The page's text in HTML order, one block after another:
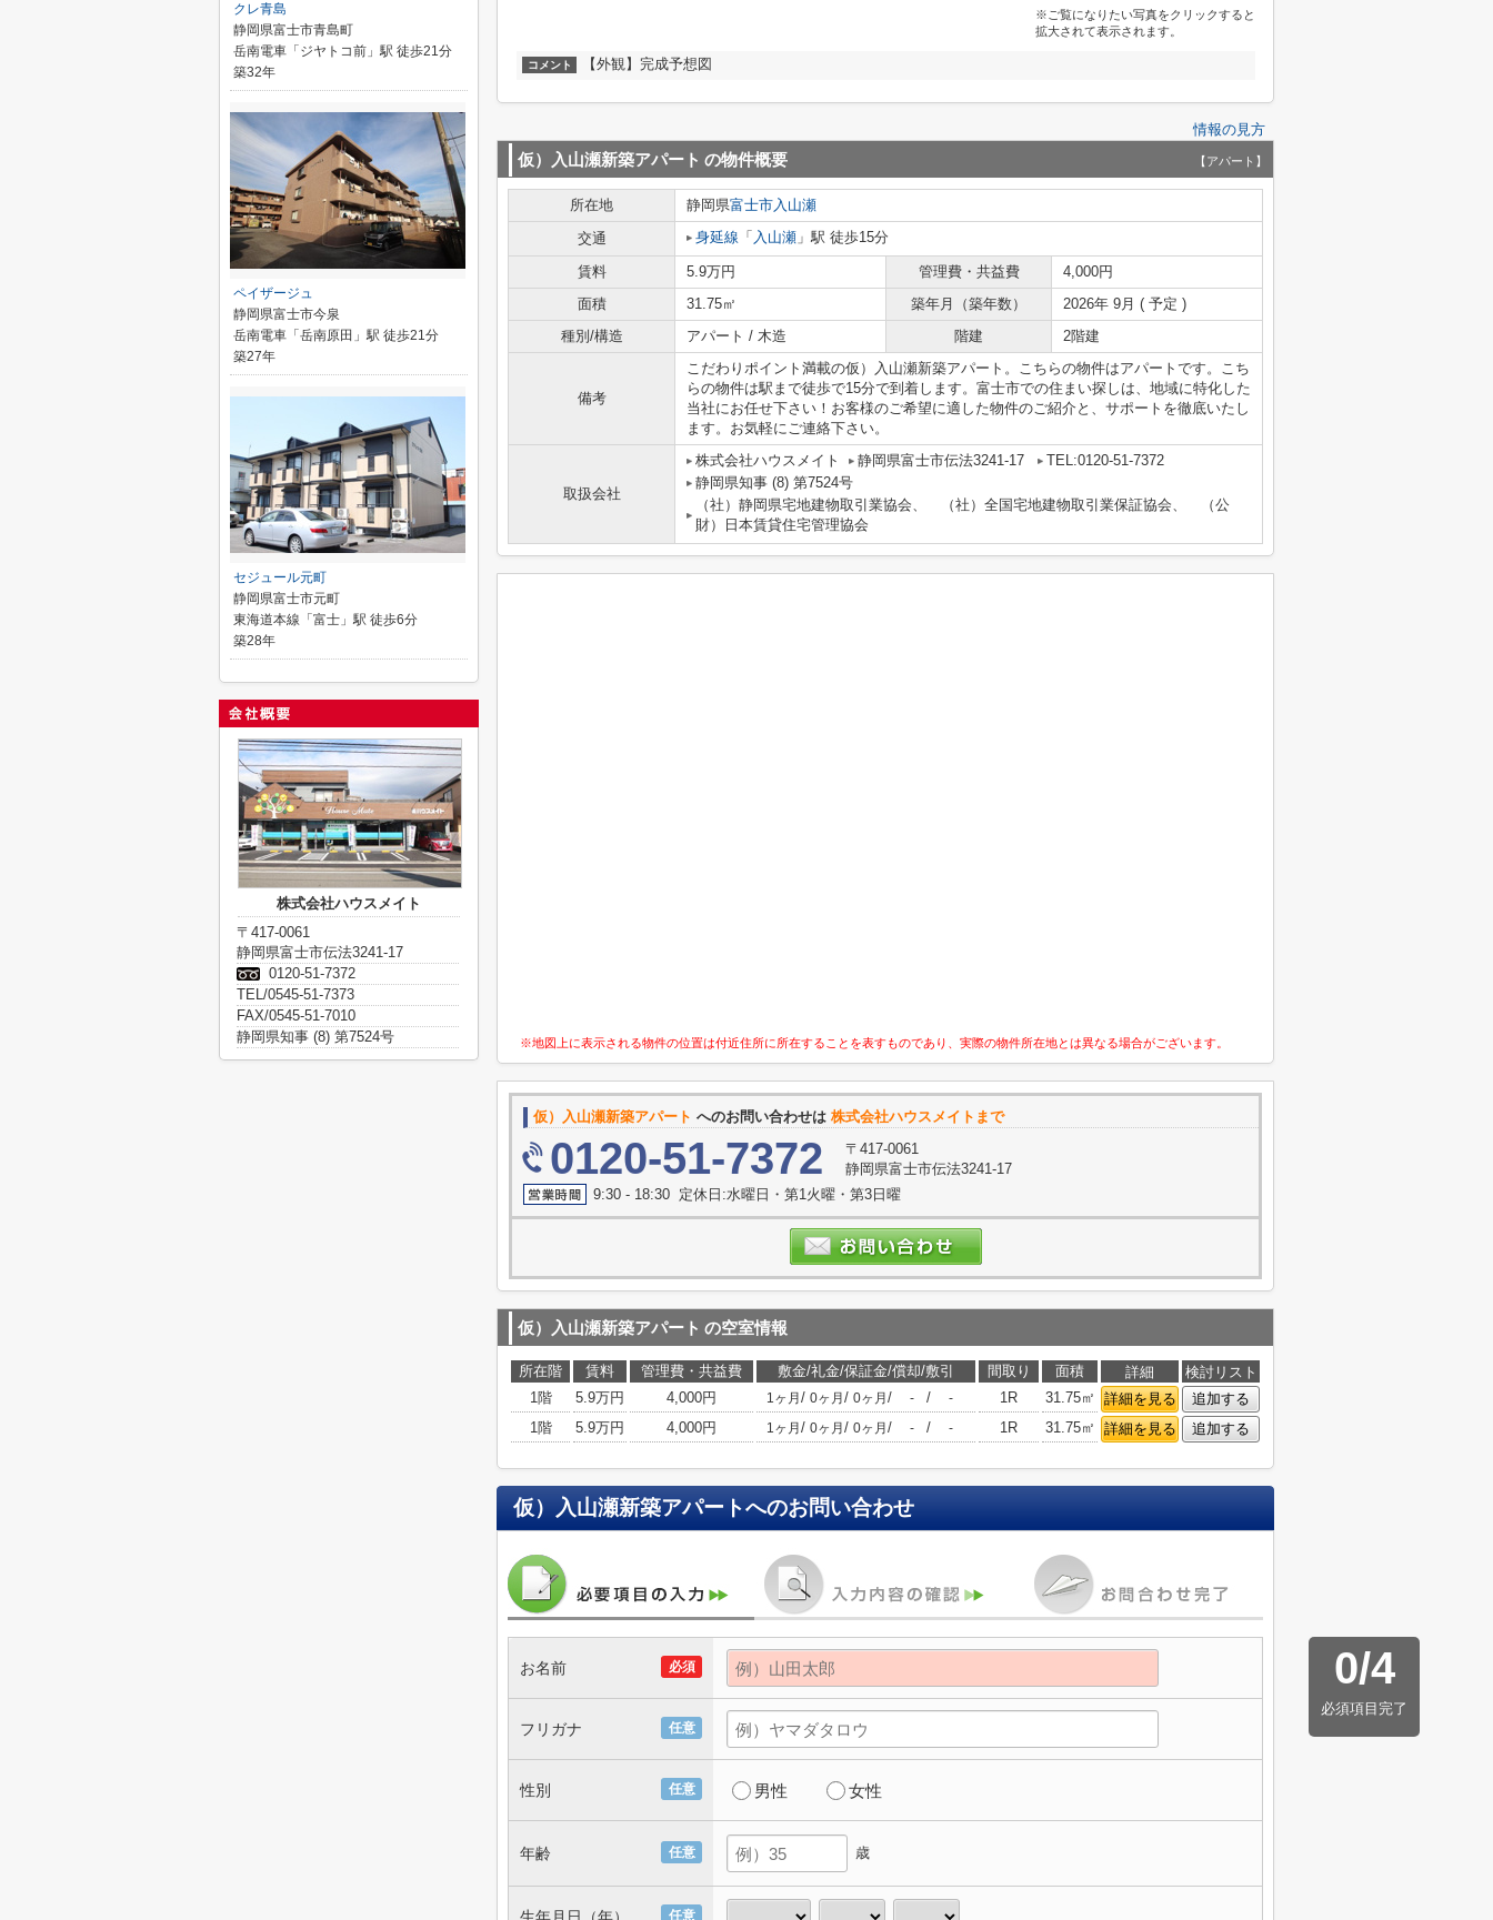
※ご覧になりたい写真をクリックすると
拡大されて表示されます。
コメント 【外観】完成予想図
情報の見方
仮）入山瀬新築アパート の物件概要 【アパート】
所在地 静岡県富士市入山瀬
交通
身延線 「 入山瀬 」駅 徒歩15分
賃料 5.9万円 管理費・共益費
4,000円
面積
31.75㎡ 築年月（築年数）
2026年 9月 ( 予定 )
種別/構造
アパート / 木造 階建 2階建
備考
こだわりポイント満載の仮）入山瀬新築アパート。こちらの物件はアパートです。こち
らの物件は駅まで徒歩で15分で到着します。富士市での住まい探しは、地域に特化した
当社にお任せ下さい！お客様のご希望に適した物件のご紹介と、サポートを徹底いたし
ます。お気軽にご連絡下さい。
取扱会社
株式会社ハウスメイト 静岡県富士市伝法3241-17
TEL:0120-51-7372
静岡県知事 (8) 第7524号
（社）静岡県宅地建物取引業協会、 （社）全国宅地建物取引業保証協会、 （公
財）日本賃貸住宅管理協会
※地図上に表示される物件の位置は付近住所に所在することを表すものであり、実際の物件所在地とは異なる場合がございます。
仮）入山瀬新築アパート へのお問い合わせは 株式会社ハウスメイトまで
0120-51-7372
〒417-0061
静岡県富士市伝法3241-17
9:30 - 18:30 定休日:水曜日・第1火曜・第3日曜
仮）入山瀬新築アパート の空室情報
所在階 賃料 管理費・共益費 敷金/礼金/保証金/償却/敷引 間取り 面積 詳細
検討リスト
1階
5.9万円 4,000円 1ヶ月 / 0ヶ月 / 0ヶ月 / - / - 1R 31.75㎡ 詳細を見る
追加する
1階
5.9万円 4,000円 1ヶ月 / 0ヶ月 / 0ヶ月 / - / - 1R 31.75㎡ 詳細を見る 追加する
仮）入山瀬新築アパートへのお問い合わせ
0/4
必須項目完了
必須
お名前
任意
フリガナ
任意
性別 男性 女性
任意
年齢 歳
任意
クレ青島
静岡県富士市青島町
岳南電車「ジヤトコ前」駅 徒歩21分
築32年
ペイザージュ
静岡県富士市今泉
岳南電車「岳南原田」駅 徒歩21分
築27年
セジュール元町
静岡県富士市元町
東海道本線「富士」駅 徒歩6分
築28年
株式会社ハウスメイト
〒417-0061
静岡県富士市伝法3241-17
0120-51-7372
TEL/0545-51-7373
FAX/0545-51-7010
静岡県知事 (8) 第7524号